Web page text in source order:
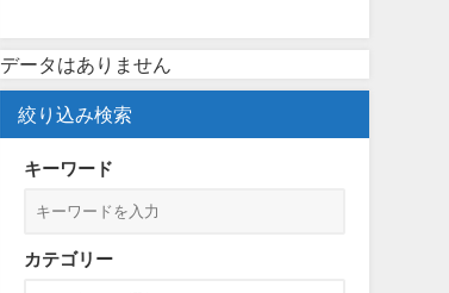
データはありません
絞り込み検索
キーワード
カテゴリー